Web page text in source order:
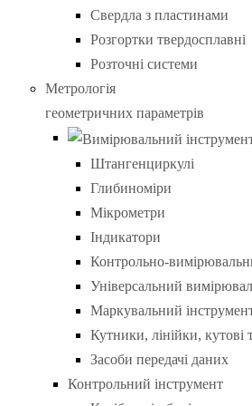
Свердла з пластинами
Розгортки твердосплавні
Розточні системи
Метрологія
геометричних параметрів
Штангенциркулі
Глибиноміри
Мікрометри
Індикатори
Контрольно-
Універсальний
Маркувальний
Кутники, лінійки, кутові
Засоби передачі даних
Контрольний інструмент